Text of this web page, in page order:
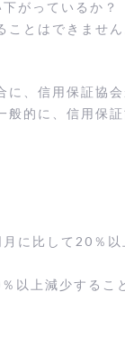
がっているか？
とはできません
に、信用保証協会
般的に、信用保
に比して20％以
以上減少するこ